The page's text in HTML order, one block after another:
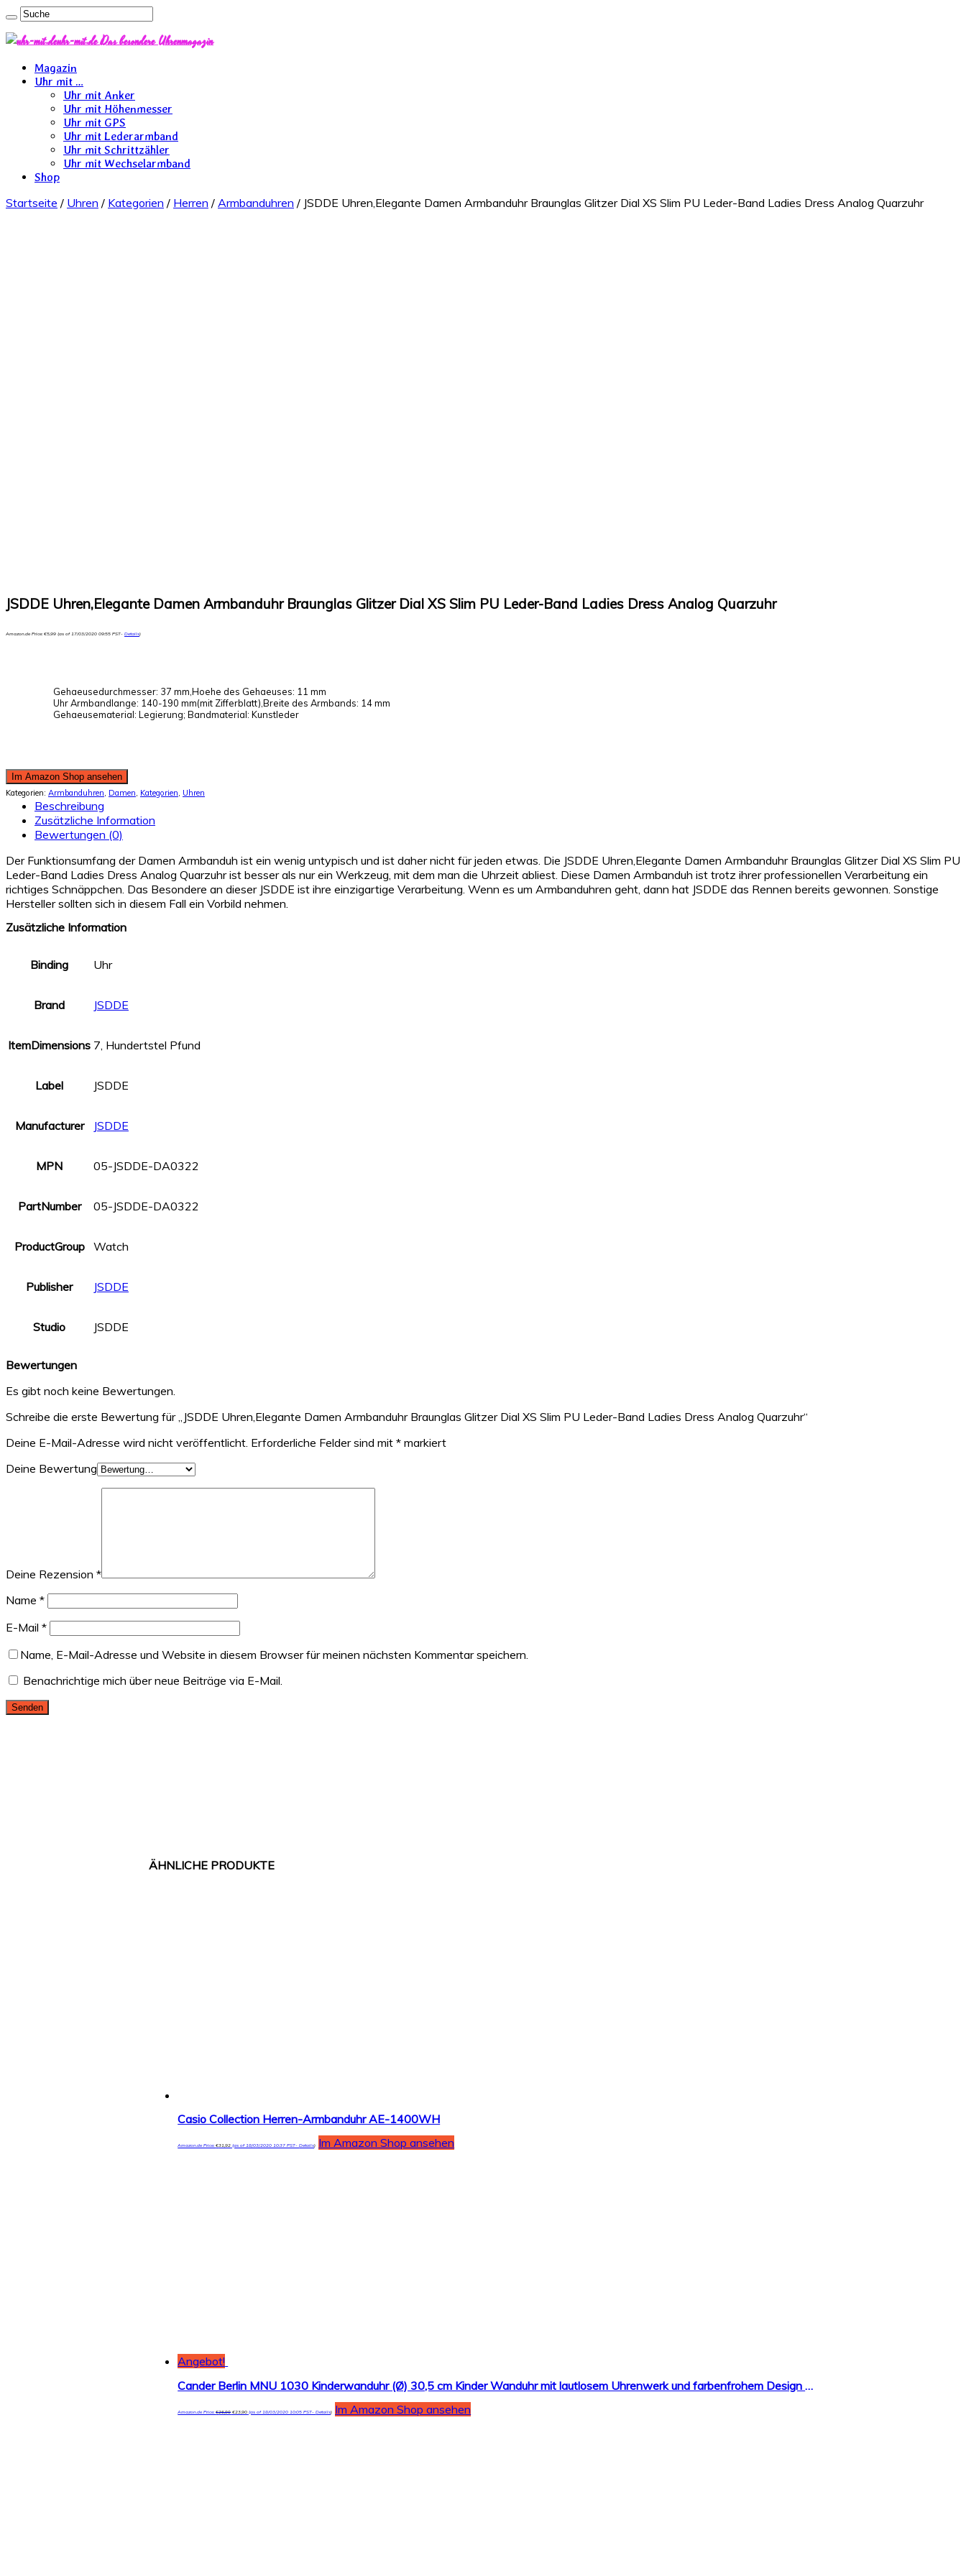
uhr-mit.de Das besondere Uhrenmagazin
Magazin
Uhr mit …
Uhr mit Anker
Uhr mit Höhenmesser
Uhr mit GPS
Uhr mit Lederarmband
Uhr mit Schrittzähler
Uhr mit Wechselarmband
Shop
Startseite / Uhren / Kategorien / Herren / Armbanduhren / JSDDE Uhren,Elegante Damen Armbanduhr Braunglas Glitzer Dial XS Slim PU Leder-Band Ladies Dress Analog Quarzuhr
JSDDE Uhren,Elegante Damen Armbanduhr Braunglas Glitzer Dial XS Slim PU Leder-Band Ladies Dress Analog Quarzuhr
Amazon.de Price:€5,99 (as of 17/03/2020 09:55 PST- Details)
Gehaeusedurchmesser: 37 mm,Hoehe des Gehaeuses: 11 mm
Uhr Armbandlange: 140-190 mm(mit Zifferblatt),Breite des Armbands: 14 mm
Gehaeusematerial: Legierung; Bandmaterial: Kunstleder
Im Amazon Shop ansehen
Kategorien: Armbanduhren Damen Kategorien Uhren
Beschreibung
Zusätzliche Information
Bewertungen (0)
Der Funktionsumfang der Damen Armbanduh ist ein wenig untypisch und ist daher nicht für jeden etwas. Die JSDDE Uhren,Elegante Damen Armbanduhr Braunglas Glitzer Dial XS Slim PU
Leder-Band Ladies Dress Analog Quarzuhr ist besser als nur ein Werkzeug, mit dem man die Uhrzeit abliest. Diese Damen Armbanduh ist trotz ihrer professionellen Verarbeitung ein
richtiges Schnäppchen. Das Besondere an dieser JSDDE ist ihre einzigartige Verarbeitung. Wenn es um Armbanduhren geht, dann hat JSDDE das Rennen bereits gewonnen. Sonstige
Hersteller sollten sich in diesem Fall ein Vorbild nehmen.
Zusätzliche Information
Binding Uhr
Brand JSDDE
ItemDimensions 7, Hundertstel Pfund
Label JSDDE
Manufacturer JSDDE
MPN 05-JSDDE-DA0322
PartNumber 05-JSDDE-DA0322
ProductGroup Watch
Publisher JSDDE
Studio JSDDE
Bewertungen
Es gibt noch keine Bewertungen.
Schreibe die erste Bewertung für „JSDDE Uhren,Elegante Damen Armbanduhr Braunglas Glitzer Dial XS Slim PU Leder-Band Ladies Dress Analog Quarzuhr“
Deine E-Mail-Adresse wird nicht veröffentlicht. Erforderliche Felder sind mit * markiert
Deine Bewertung
Deine Rezension *
Name *
E-Mail *
Name, E-Mail-Adresse und Website in diesem Browser für meinen nächsten Kommentar speichern.
Benachrichtige mich über neue Beiträge via E-Mail.
Casio Collection Herren-Armbanduhr AE-1400WH
Amazon.de Price:€31,92 (as of 18/03/2020 10:37 PST-Details) Im Amazon Shop ansehen
Angebot!
Cander Berlin MNU 1030 Kinderwanduhr (Ø) 30,5 cm Kinder Wanduhr mit lautlosem Uhrenwerk und farbenfrohem Design – Ablesen der Uhrzeit lernen
Amazon.de Price:€26,90 €23,90 (as of 18/03/2020 10:05 PST-Details) Im Amazon Shop ansehen